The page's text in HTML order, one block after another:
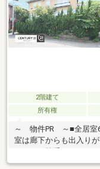
2階建て
所有権
～ 物件PR ～■全居室6
室は廊下からも出入り
隣にあり、駐車場探し